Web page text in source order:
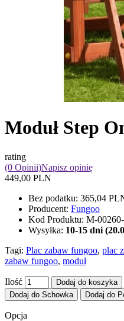
Moduł Step
rating
(0 Opinii)Napisz opinię
449,00 PLN
Bez podatku: 365,04
Producent: Fungoo
Kod Produktu: M-
Wysyłka: 10-15 dni
Tagi: Plac zabaw fungoo, plac
zabaw fungoo, moduł
Ilość Dodaj do koszyka
Dodaj do Schowka Dodaj do
Opcja